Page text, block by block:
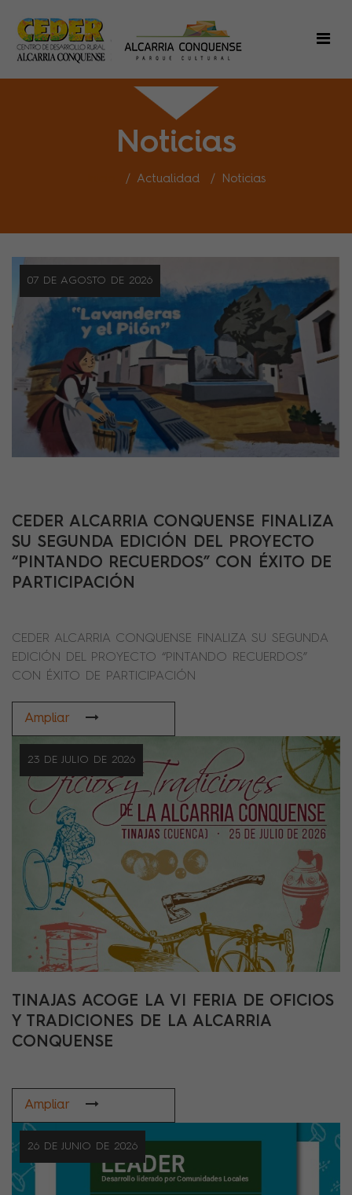
Noticias
Actualidad Noticias
07 DE AGOSTO DE 2026
CEDER ALCARRIA CONQUENSE FINALIZA
SU SEGUNDA EDICIÓN DEL PROYECTO
“PINTANDO RECUERDOS” CON ÉXITO DE
PARTICIPACIÓN
CEDER ALCARRIA CONQUENSE FINALIZA SU SEGUNDA
EDICIÓN DEL PROYECTO “PINTANDO RECUERDOS”
CON ÉXITO DE PARTICIPACIÓN
Ampliar
23 DE JULIO DE 2026
TINAJAS ACOGE LA VI FERIA DE OFICIOS
Y TRADICIONES DE LA ALCARRIA
CONQUENSE
Ampliar
26 DE JUNIO DE 2026